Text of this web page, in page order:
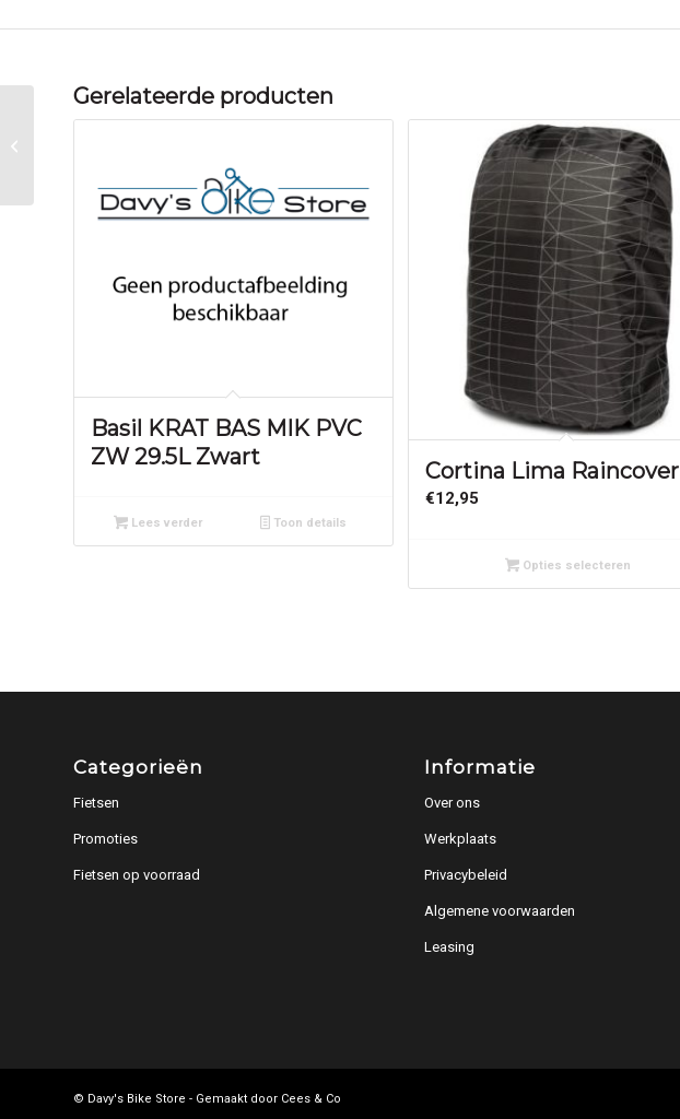
Gerelateerde producten
Basil KRAT BAS MIK PVC
ZW 29.5L Zwart
Lees verder Toon details
Cortina Lima Raincover
€12,95
Opties selecteren
Categorieën
Fietsen
Promoties
Fietsen op voorraad
Informatie
Over ons
Werkplaats
Privacybeleid
Algemene voorwaarden
Leasing
© Davy's Bike Store - Gemaakt door Cees & Co